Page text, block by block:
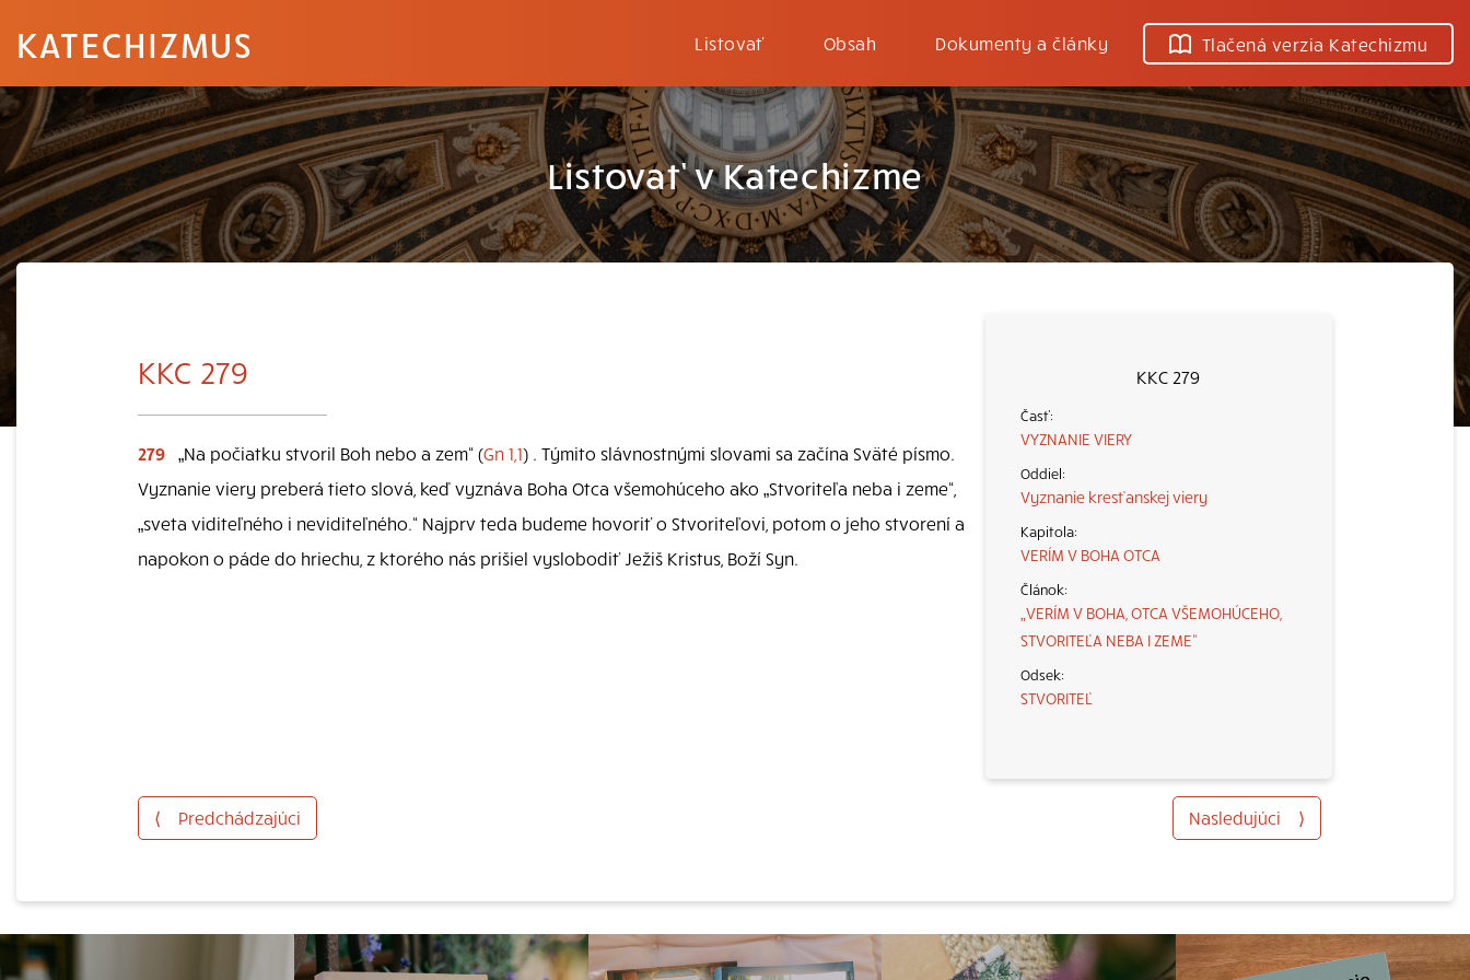
KATECHIZMUS Listovať Obsah Dokumenty a články Tlačená verzia Katechizmu
Listovať v Katechizme
KKC 279
VYZNANIE VIERY
Vyznanie kresťanskej viery
VERÍM V BOHA OTCA
„VERÍM V BOHA, OTCA VŠEMOHÚCEHO,
STVORITEĽA NEBA I ZEME“
STVORITEĽ
KKC 279
279 „Na počiatku stvoril Boh nebo a zem“ (Gn 1,1) . Týmito slávnostnými slovami sa začína Sväté písmo.
Vyznanie viery preberá tieto slová, keď vyznáva Boha Otca všemohúceho ako „Stvoriteľa neba i zeme“,
„sveta viditeľného i neviditeľného.“ Najprv teda budeme hovoriť o Stvoriteľovi, potom o jeho stvorení a
napokon o páde do hriechu, z ktorého nás prišiel vyslobodiť Ježiš Kristus, Boží Syn.
⟨ Predchádzajúci Nasledujúci ⟩